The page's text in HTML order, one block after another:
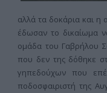
αλλά τα δοκάρια και η
έδωσαν το δικαίωμα
ομάδα του Γαβρήλου
που δεν της δόθηκε
γηπεδούχων που
ποδοσφαιριστή της